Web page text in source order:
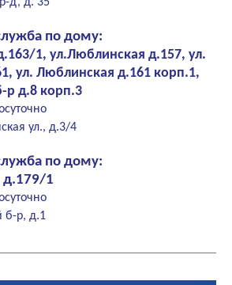
по дому:
1, ул.Люблинская д.157, ул.
ул. Люблинская д.161 корп.1,
д.8 корп.3
ул., д.3/4
по дому:
д.179/1
б-р, д.1